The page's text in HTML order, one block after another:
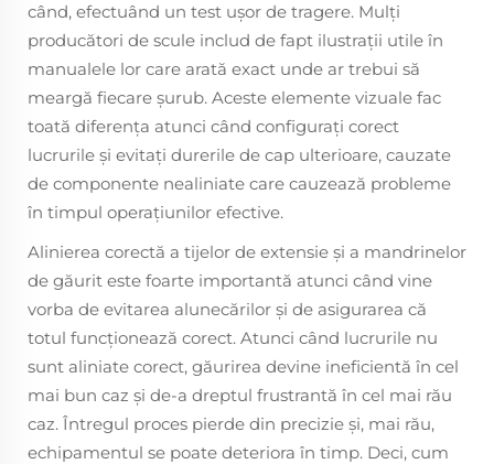
când, efectuând un test ușor de tragere. Mulți
producători de scule includ de fapt ilustrații utile în
manualele lor care arată exact unde ar trebui să
meargă fiecare șurub. Aceste elemente vizuale fac
toată diferența atunci când configurați corect
lucrurile și evitați durerile de cap ulterioare, cauzate
de componente nealiniate care cauzează probleme
în timpul operațiunilor efective.
Alinierea corectă a tijelor de extensie și a mandrinelor
de găurit este foarte importantă atunci când vine
vorba de evitarea alunecărilor și de asigurarea că
totul funcționează corect. Atunci când lucrurile nu
sunt aliniate corect, găurirea devine ineficientă în cel
mai bun caz și de-a dreptul frustrantă în cel mai rău
caz. Întregul proces pierde din precizie și, mai rău,
echipamentul se poate deteriora în timp. Deci, cum